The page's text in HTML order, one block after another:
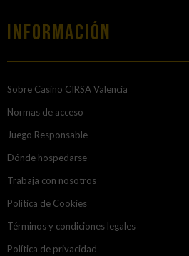
Información
Sobre Casino CIRSA Valencia
Normas de acceso
Juego Responsable
Dónde hospedarse
Trabaja con nosotros
Política de Cookies
Términos y condiciones legales
Política de privacidad